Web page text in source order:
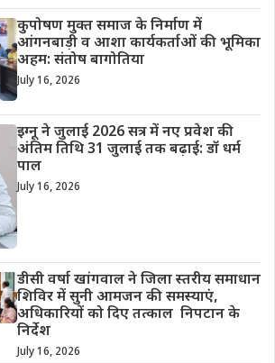
कुपोषण मुक्त समाज के निर्माण में
आंगनबाड़ी व आशा कार्यकर्ताओं की भूमिका
अहम: संतोष बागोतिया
July 16, 2026
इग्नू ने जुलाई 2026 सत्र में नए प्रवेश की
अंतिम तिथि 31 जुलाई तक बढ़ाई: डॉ धर्म
पाल
July 16, 2026
डीसी वर्षा खांगवाल ने जिला स्तरीय समाधान
शिविर में सुनी आमजन की समस्याएं,
अधिकारियों को दिए तत्काल निपटान के
निर्देश
July 16, 2026